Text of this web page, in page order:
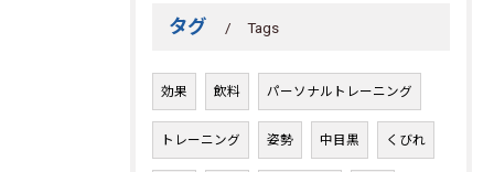
タグ Tags
効果 飲料 パーソナルトレーニング
トレーニング 姿勢 中目黒 くびれ